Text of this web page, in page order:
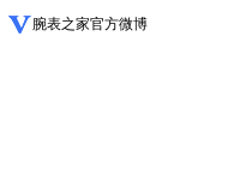
腕表之家官方微博